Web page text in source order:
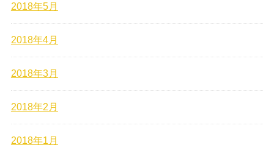
2018年5月
2018年4月
2018年3月
2018年2月
2018年1月